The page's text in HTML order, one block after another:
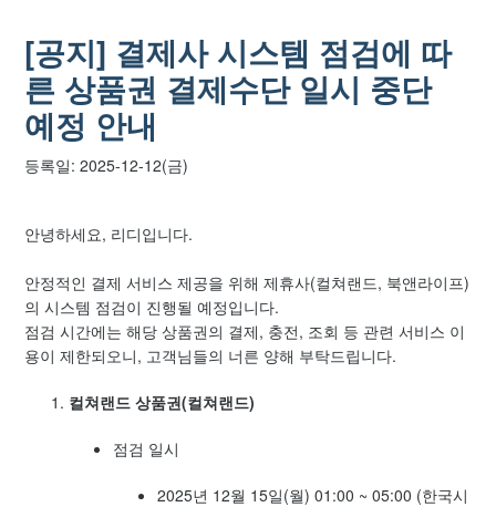
[안내] 안전한 계정 관리를 위한 2단계 인증 설정
[공지] 페이퍼 프로 및 리디페이퍼3 AS 수리 종료 안내
[공지] 2026년 6월 4일 시스템 점검 공지
[공지] iOS 기기 OS 버전에 따른 업데이트 지원 종료 예정 안
[공지] 2026년 5월 고객센터 운영 일정 안내
[공지] 개인정보 처리방침 개정 안내
[공지] 결제사 시스템 점검에 따
른 상품권 결제수단 일시 중단
예정 안내
등록일: 2025-12-12(금)
안녕하세요, 리디입니다.
안정적인 결제 서비스 제공을 위해 제휴사(컬쳐랜드, 북앤라이프)
의 시스템 점검이 진행될 예정입니다.
점검 시간에는 해당 상품권의 결제, 충전, 조회 등 관련 서비스 이
용이 제한되오니, 고객님들의 너른 양해 부탁드립니다.
컬쳐랜드 상품권(컬쳐랜드)
점검 일시
2025년 12월 15일(월) 01:00 ~ 05:00 (한국시